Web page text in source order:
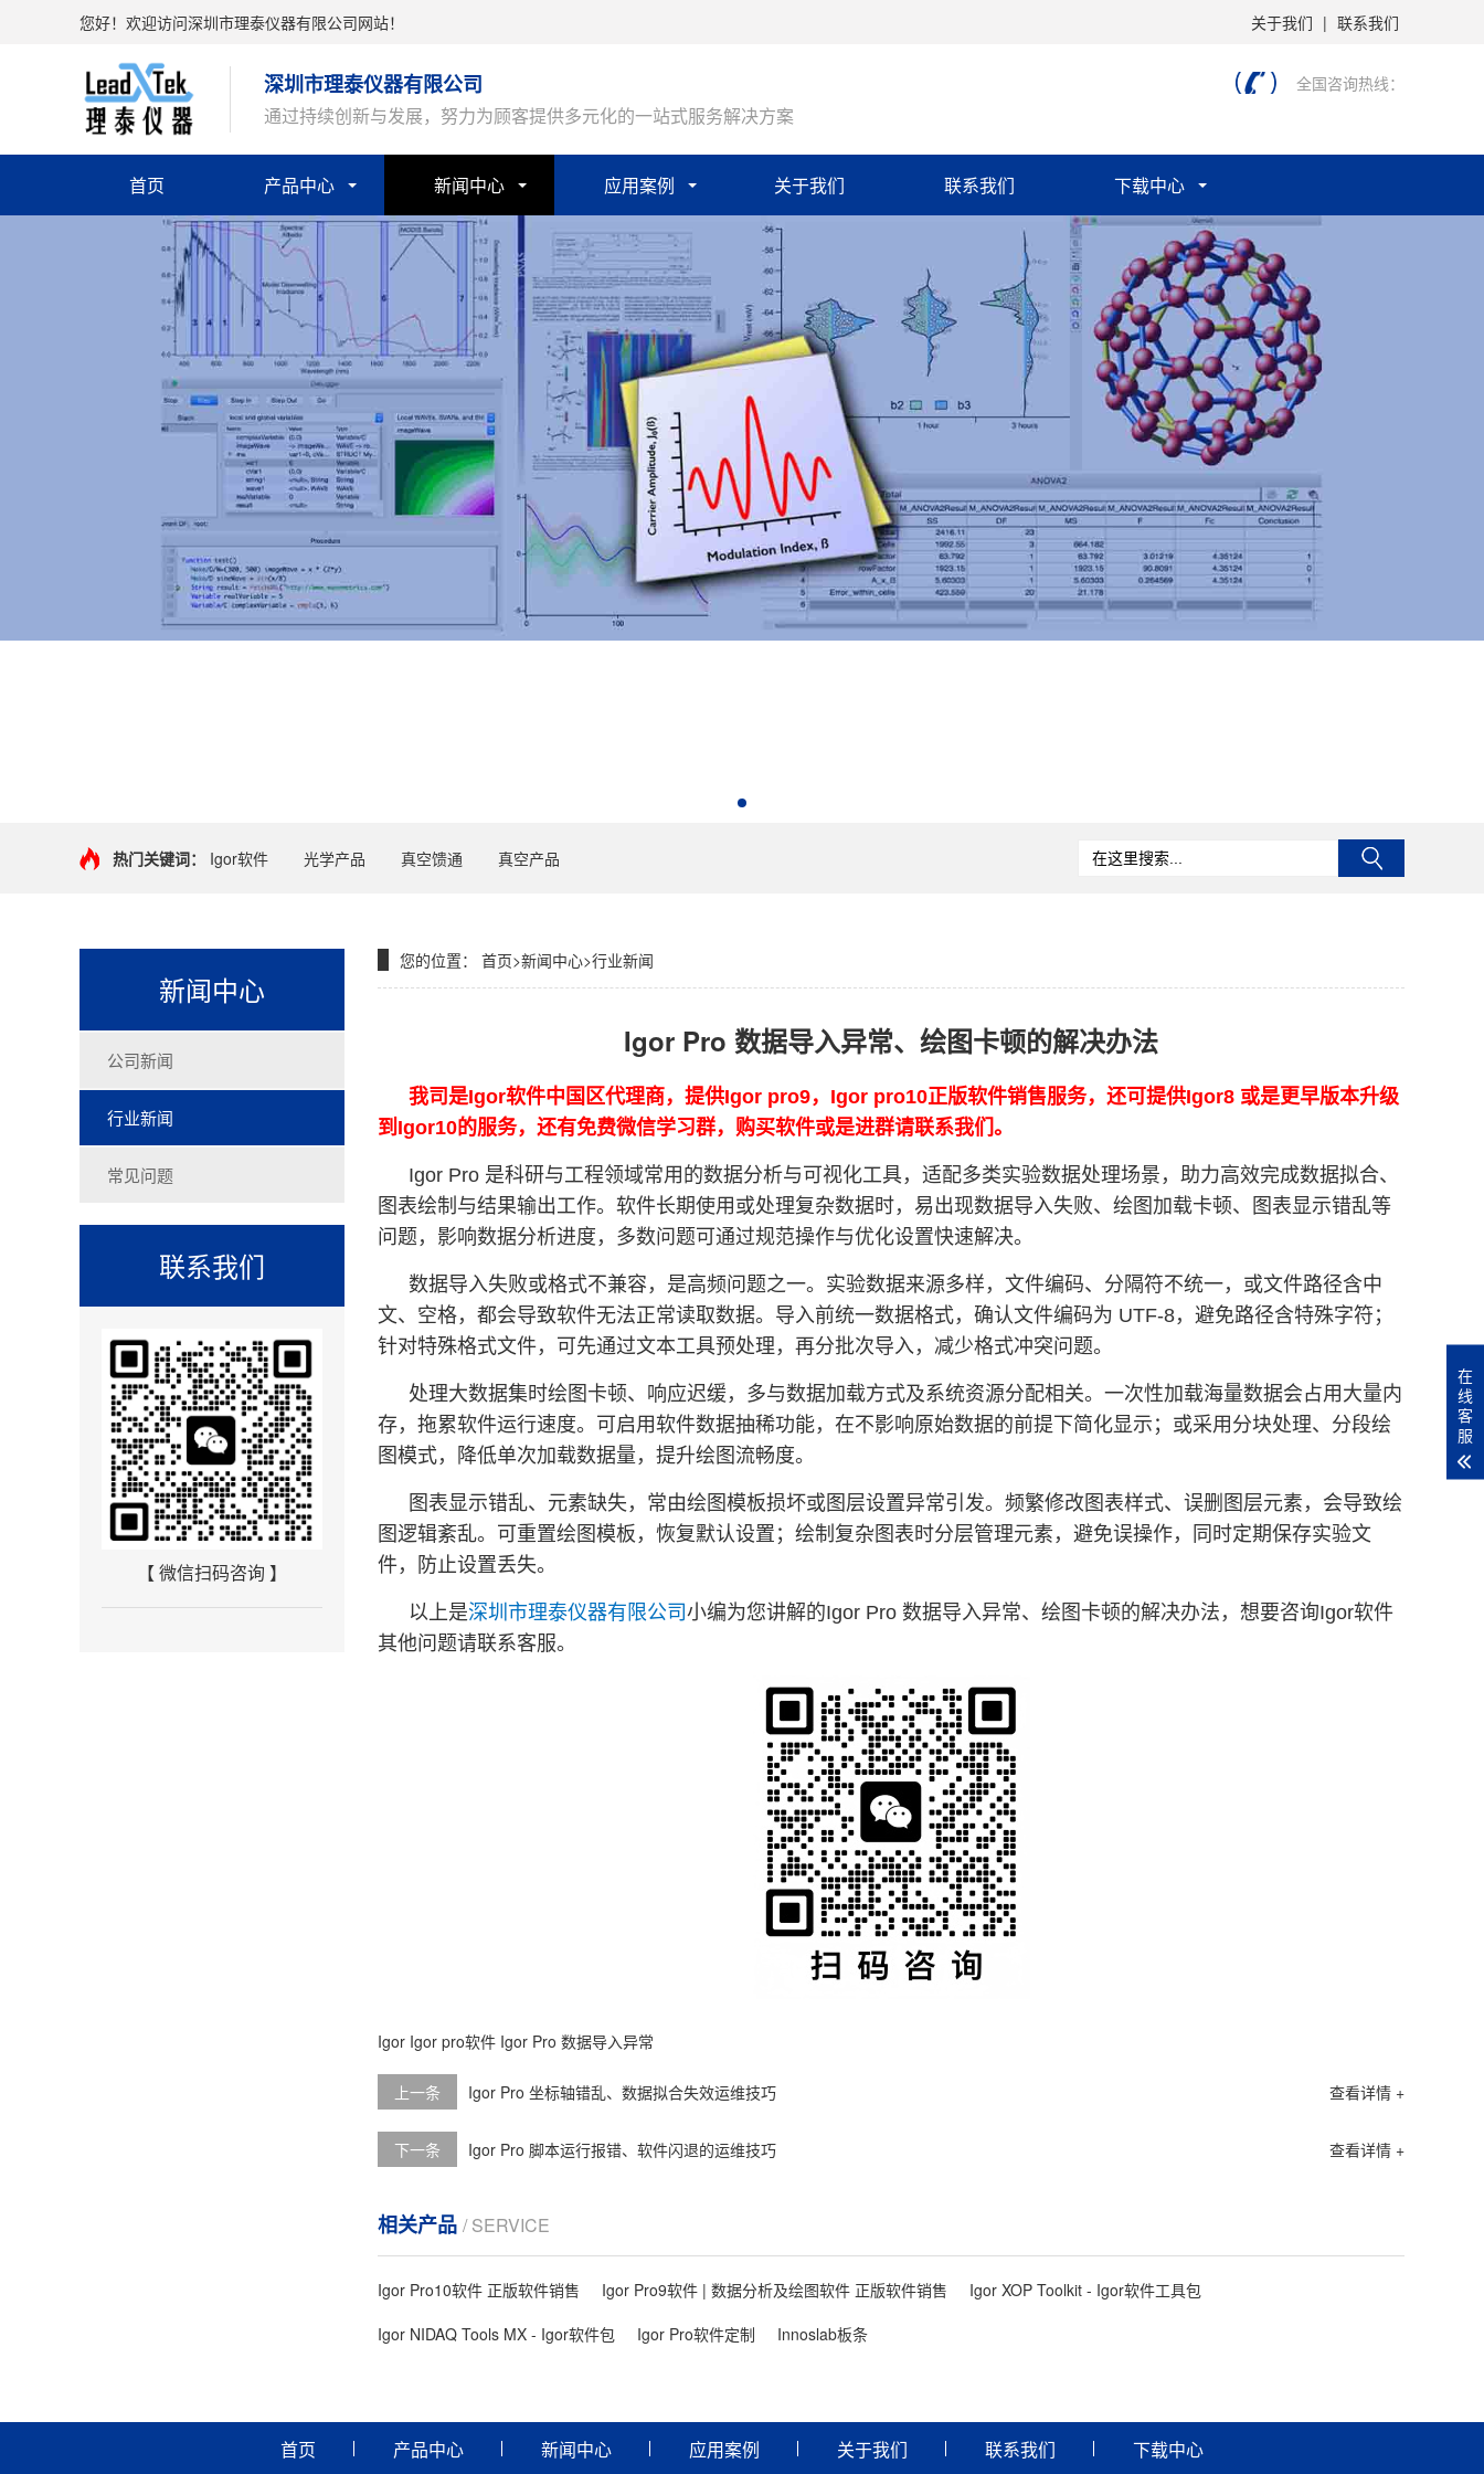
您好！欢迎访问深圳市理泰仪器有限公司网站！ 关于我们 | 联系我们
深圳市理泰仪器有限公司
通过持续创新与发展，努力为顾客提供多元化的一站式服务解决方案
全国咨询热线：
首页 产品中心 新闻中心 应用案例 关于我们 联系我们 下载中心
热门关键词：
Igor软件 光学产品 真空馈通 真空产品
新闻中心
公司新闻
行业新闻
常见问题
联系我们
【 微信扫码咨询 】
您的位置： 首页>新闻中心>行业新闻
Igor Pro 数据导入异常、绘图卡顿的解决办法
我司是Igor软件中国区代理商，提供Igor pro9，Igor pro10正版软件销售服务，还可提供Igor8 或是更早版本升级
到Igor10的服务，还有免费微信学习群，购买软件或是进群请联系我们。
Igor Pro 是科研与工程领域常用的数据分析与可视化工具，适配多类实验数据处理场景，助力高效完成数据拟合、
图表绘制与结果输出工作。软件长期使用或处理复杂数据时，易出现数据导入失败、绘图加载卡顿、图表显示错乱等
问题，影响数据分析进度，多数问题可通过规范操作与优化设置快速解决。
数据导入失败或格式不兼容，是高频问题之一。实验数据来源多样，文件编码、分隔符不统一，或文件路径含中
文、空格，都会导致软件无法正常读取数据。导入前统一数据格式，确认文件编码为 UTF-8，避免路径含特殊字符；
针对特殊格式文件，可先通过文本工具预处理，再分批次导入，减少格式冲突问题。
处理大数据集时绘图卡顿、响应迟缓，多与数据加载方式及系统资源分配相关。一次性加载海量数据会占用大量内
存，拖累软件运行速度。可启用软件数据抽稀功能，在不影响原始数据的前提下简化显示；或采用分块处理、分段绘
图模式，降低单次加载数据量，提升绘图流畅度。
图表显示错乱、元素缺失，常由绘图模板损坏或图层设置异常引发。频繁修改图表样式、误删图层元素，会导致绘
图逻辑紊乱。可重置绘图模板，恢复默认设置；绘制复杂图表时分层管理元素，避免误操作，同时定期保存实验文
件，防止设置丢失。
以上是深圳市理泰仪器有限公司 小编为您讲解的Igor Pro 数据导入异常、绘图卡顿的解决办法，想要咨询Igor软件
其他问题请联系客服。
Igor Igor pro软件 Igor Pro 数据导入异常
上一条 查看详情 +
Igor Pro 坐标轴错乱、数据拟合失效运维技巧
下一条 查看详情 +
Igor Pro 脚本运行报错、软件闪退的运维技巧
相关产品 / SERVICE
Igor Pro10软件 正版软件销售 Igor Pro9软件 | 数据分析及绘图软件 正版软件销售
Igor XOP Toolkit - Igor软件工具包
Igor NIDAQ Tools MX - Igor软件包
Igor Pro软件定制 Innoslab板条
首页 产品中心 新闻中心 应用案例 关于我们 联系我们 下载中心
在
线
客
服